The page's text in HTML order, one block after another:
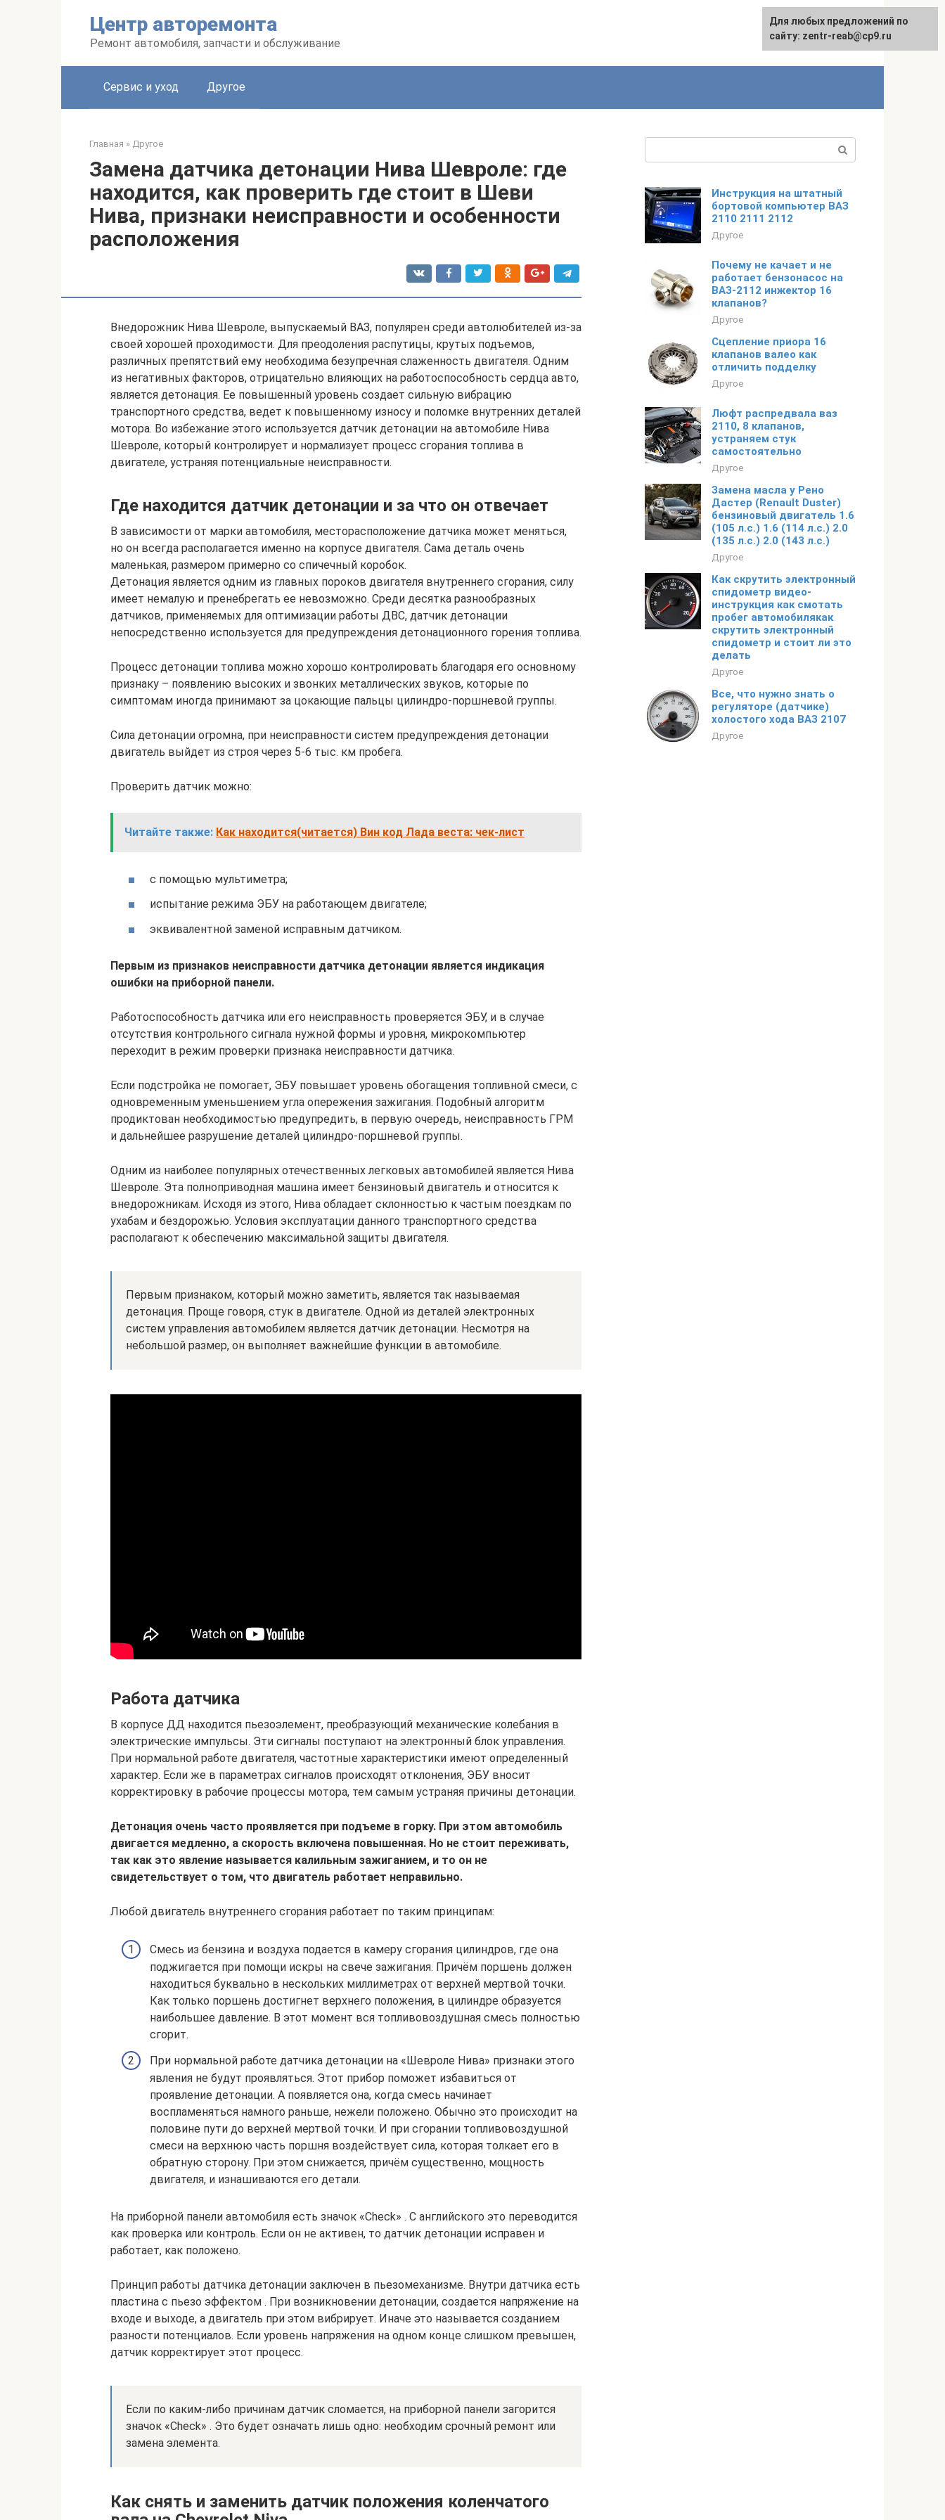
Центр авторемонта
Ремонт автомобиля, запчасти и обслуживание
Сервис и уход Другое
Главная » Другое
Замена датчика детонации Нива Шевроле: где
находится, как проверить где стоит в Шеви
Нива, признаки неисправности и особенности
расположения
Внедорожник Нива Шевроле, выпускаемый ВАЗ, популярен среди автолюбителей из-за
своей хорошей проходимости. Для преодоления распутицы, крутых подъемов,
различных препятствий ему необходима безупречная слаженность двигателя. Одним
из негативных факторов, отрицательно влияющих на работоспособность сердца авто,
является детонация. Ее повышенный уровень создает сильную вибрацию
транспортного средства, ведет к повышенному износу и поломке внутренних деталей
мотора. Во избежание этого используется датчик детонации на автомобиле Нива
Шевроле, который контролирует и нормализует процесс сгорания топлива в
двигателе, устраняя потенциальные неисправности.
Где находится датчик детонации и за что он отвечает
В зависимости от марки автомобиля, месторасположение датчика может меняться,
но он всегда располагается именно на корпусе двигателя. Сама деталь очень
маленькая, размером примерно со спичечный коробок.
Детонация является одним из главных пороков двигателя внутреннего сгорания, силу
имеет немалую и пренебрегать ее невозможно. Среди десятка разнообразных
датчиков, применяемых для оптимизации работы ДВС, датчик детонации
непосредственно используется для предупреждения детонационного горения топлива.
Процесс детонации топлива можно хорошо контролировать благодаря его основному
признаку – появлению высоких и звонких металлических звуков, которые по
симптомам иногда принимают за цокающие пальцы цилиндро-поршневой группы.
Сила детонации огромна, при неисправности систем предупреждения детонации
двигатель выйдет из строя через 5-6 тыс. км пробега.
Проверить датчик можно:
Читайте также: Как находится(читается) Вин код Лада веста: чек-лист
с помощью мультиметра;
испытание режима ЭБУ на работающем двигателе;
эквивалентной заменой исправным датчиком.
Первым из признаков неисправности датчика детонации является индикация
ошибки на приборной панели.
Работоспособность датчика или его неисправность проверяется ЭБУ, и в случае
отсутствия контрольного сигнала нужной формы и уровня, микрокомпьютер
переходит в режим проверки признака неисправности датчика.
Если подстройка не помогает, ЭБУ повышает уровень обогащения топливной смеси, с
одновременным уменьшением угла опережения зажигания. Подобный алгоритм
продиктован необходимостью предупредить, в первую очередь, неисправность ГРМ
и дальнейшее разрушение деталей цилиндро-поршневой группы.
Одним из наиболее популярных отечественных легковых автомобилей является Нива
Шевроле. Эта полноприводная машина имеет бензиновый двигатель и относится к
внедорожникам. Исходя из этого, Нива обладает склонностью к частым поездкам по
ухабам и бездорожью. Условия эксплуатации данного транспортного средства
располагают к обеспечению максимальной защиты двигателя.
Первым признаком, который можно заметить, является так называемая
детонация. Проще говоря, стук в двигателе. Одной из деталей электронных
систем управления автомобилем является датчик детонации. Несмотря на
небольшой размер, он выполняет важнейшие функции в автомобиле.
Работа датчика
В корпусе ДД находится пьезоэлемент, преобразующий механические колебания в
электрические импульсы. Эти сигналы поступают на электронный блок управления.
При нормальной работе двигателя, частотные характеристики имеют определенный
характер. Если же в параметрах сигналов происходят отклонения, ЭБУ вносит
корректировку в рабочие процессы мотора, тем самым устраняя причины детонации.
Детонация очень часто проявляется при подъеме в горку. При этом автомобиль
двигается медленно, а скорость включена повышенная. Но не стоит переживать,
так как это явление называется калильным зажиганием, и то он не
свидетельствует о том, что двигатель работает неправильно.
Любой двигатель внутреннего сгорания работает по таким принципам:
Смесь из бензина и воздуха подается в камеру сгорания цилиндров, где она
поджигается при помощи искры на свече зажигания. Причём поршень должен
находиться буквально в нескольких миллиметрах от верхней мертвой точки.
Как только поршень достигнет верхнего положения, в цилиндре образуется
наибольшее давление. В этот момент вся топливовоздушная смесь полностью
сгорит.
При нормальной работе датчика детонации на «Шевроле Нива» признаки этого
явления не будут проявляться. Этот прибор поможет избавиться от
проявление детонации. А появляется она, когда смесь начинает
воспламеняться намного раньше, нежели положено. Обычно это происходит на
половине пути до верхней мертвой точки. И при сгорании топливовоздушной
смеси на верхнюю часть поршня воздействует сила, которая толкает его в
обратную сторону. При этом снижается, причём существенно, мощность
двигателя, и изнашиваются его детали.
На приборной панели автомобиля есть значок «Check» . С английского это переводится
как проверка или контроль. Если он не активен, то датчик детонации исправен и
работает, как положено.
Принцип работы датчика детонации заключен в пьезомеханизме. Внутри датчика есть
пластина с пьезо эффектом . При возникновении детонации, создается напряжение на
входе и выходе, а двигатель при этом вибрирует. Иначе это называется созданием
разности потенциалов. Если уровень напряжения на одном конце слишком превышен,
датчик корректирует этот процесс.
Если по каким-либо причинам датчик сломается, на приборной панели загорится
значок «Check» . Это будет означать лишь одно: необходим срочный ремонт или
замена элемента.
Как снять и заменить датчик положения коленчатого
Инструкция на штатный
бортовой компьютер ВАЗ
2110 2111 2112
Другое
Почему не качает и не
работает бензонасос на
ВАЗ-2112 инжектор 16
клапанов?
Другое
Сцепление приора 16
клапанов валео как
отличить подделку
Другое
Люфт распредвала ваз
2110, 8 клапанов,
устраняем стук
самостоятельно
Другое
Замена масла у Рено
Дастер (Renault Duster)
бензиновый двигатель 1.6
(105 л.с.) 1.6 (114 л.с.) 2.0
(135 л.с.) 2.0 (143 л.с.)
Другое
Как скрутить электронный
спидометр видео-
инструкция как смотать
пробег автомобилякак
скрутить электронный
спидометр и стоит ли это
делать
Другое
Все, что нужно знать о
регуляторе (датчике)
холостого хода ВАЗ 2107
Другое
Для любых предложений по
сайту: zentr-reab@cp9.ru